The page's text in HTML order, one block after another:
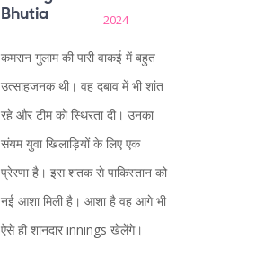
Bhutia
2024
कमरान गुलाम की पारी वाकई में बहुत
उत्साहजनक थी। वह दबाव में भी शांत
रहे और टीम को स्थिरता दी। उनका
संयम युवा खिलाड़ियों के लिए एक
प्रेरणा है। इस शतक से पाकिस्तान को
नई आशा मिली है। आशा है वह आगे भी
ऐसे ही शानदार innings खेलेंगे।